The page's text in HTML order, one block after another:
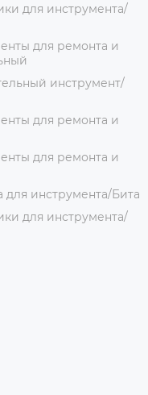
для инструмента/
для ремонта и
инструмент/
для ремонта и
для ремонта и
для инструмента/Бита
для инструмента/